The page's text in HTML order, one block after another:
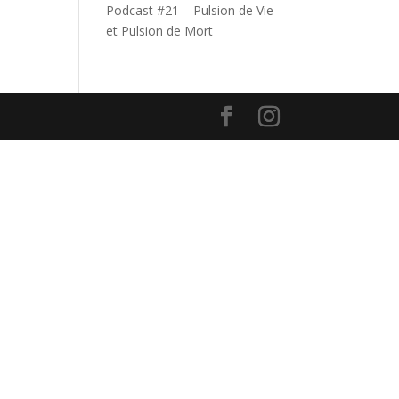
Podcast #21 – Pulsion de Vie
et Pulsion de Mort